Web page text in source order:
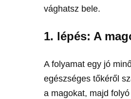
vághatsz bele.
1. lépés: A
A folyamat egy jó
egészséges tőkéről
a magokat, majd